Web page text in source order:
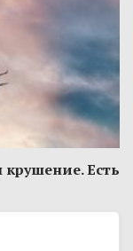
крушение. Есть